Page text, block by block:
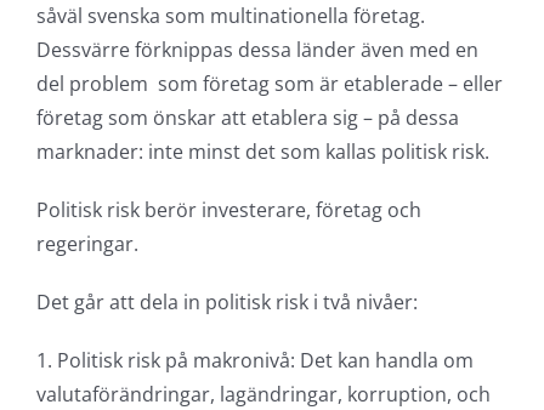
såväl svenska som multinationella företag.
Dessvärre förknippas dessa länder även med en
del problem som företag som är etablerade – eller
företag som önskar att etablera sig – på dessa
marknader: inte minst det som kallas politisk risk.
Politisk risk berör investerare, företag och
regeringar.
Det går att dela in politisk risk i två nivåer:
1. Politisk risk på makronivå: Det kan handla om
valutaförändringar, lagändringar, korruption, och